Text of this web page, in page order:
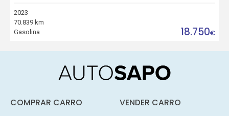
2023
70.839 km
Gasolina
18.750€
COMPRAR CARRO VENDER CARRO